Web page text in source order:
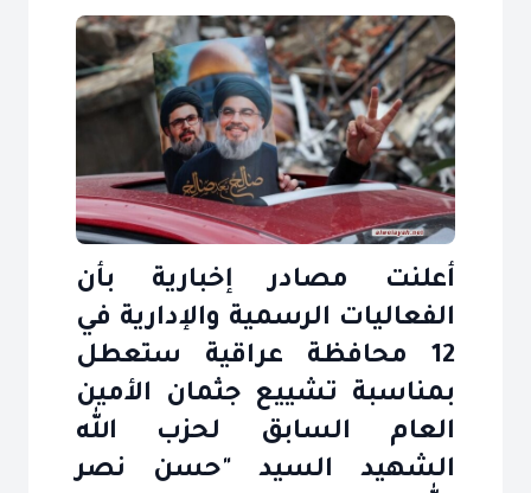
أعلنت مصادر إخبارية بأن
الفعاليات الرسمية والإدارية في
12 محافظة عراقية ستعطل
بمناسبة تشييع جثمان الأمين
العام السابق لحزب الله
الشهيد السيد "حسن نصر